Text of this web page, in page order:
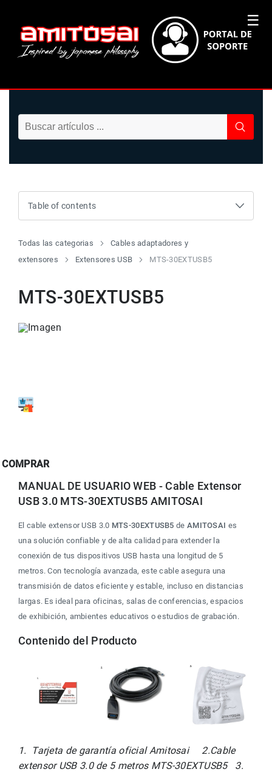
☰
Todas las categorias
Cables adaptadores y
extensores
Extensores USB MTS-30EXTUSB5
MTS-30EXTUSB5
COMPRAR
MANUAL DE USUARIO WEB - Cable Extensor
USB 3.0 MTS-30EXTUSB5 AMITOSAI
El cable extensor USB 3.0 MTS-30EXTUSB5 de AMITOSAI es
una solución confiable y de alta calidad para extender la
conexión de tus dispositivos USB hasta una longitud de 5
metros. Con tecnología avanzada, este cable asegura una
transmisión de datos eficiente y estable, incluso en distancias
largas. Es ideal para oficinas, salas de conferencias, espacios
de exhibición, ambientes educativos o estudios de grabación.
Contenido del Producto
1.  Tarjeta de garantía oficial Amitosai     2.Cable
extensor USB 3.0 de 5 metros MTS-30EXTUSB5   3.
Table of contents